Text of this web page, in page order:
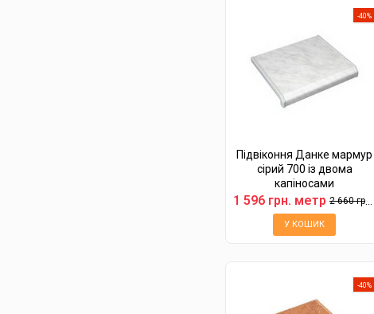
-40%
Підвіконня Данке мармур
сірий 700 із двома
капіносами
1 596 грн. метр2 660 грн.
У КОШИК
-40%